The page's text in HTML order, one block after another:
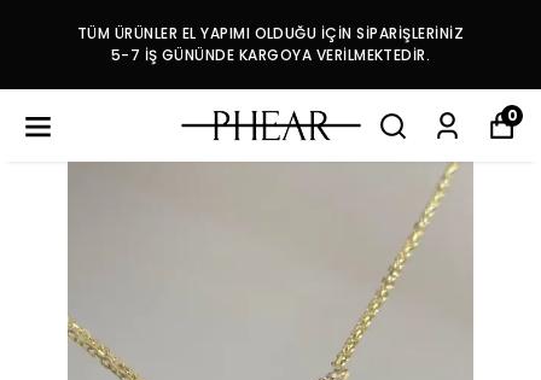
TÜM ÜRÜNLER EL YAPIMI OLDUĞU İÇİN SİPARİŞLERİNİZ
5-7 İŞ GÜNÜNDE KARGOYA VERİLMEKTEDİR.
0